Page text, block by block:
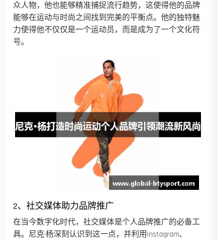
众人物，他也能够精准捕捉流行趋势，这使得他的品牌
能够在运动与时尚之间找到完美的平衡点。他的独特魅
力使得他不仅仅是一个运动员，而是成为了一个文化符
号。
2、社交媒体助力品牌推广
在当今数字化时代，社交媒体是个人品牌推广的必备工
具。尼克·杨深刻认识到这一点，并利用Instagram、